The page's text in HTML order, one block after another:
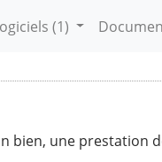
(1)
bien, une